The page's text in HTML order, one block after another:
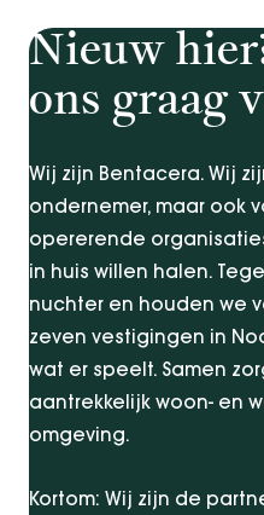
Nieuw
ons graag
Wij zijn Bentacera. Wij
ondernemer, maar ook
opererende
in huis willen halen.
nuchter en houden we
zeven vestigingen in
wat er speelt. Samen
aantrekkelijk woon- en
omgeving.
Kortom: Wij zijn de